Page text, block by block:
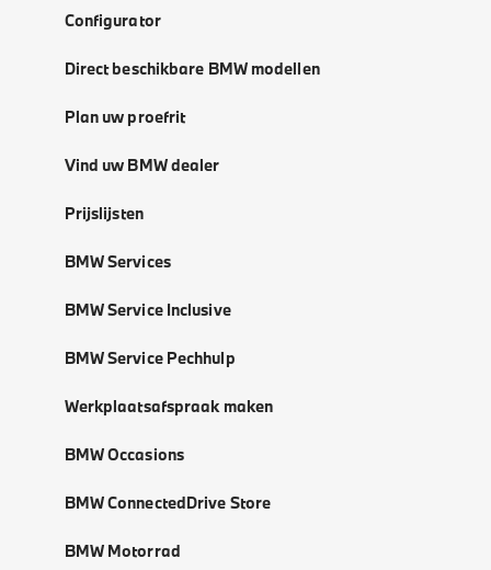
Configurator
Direct beschikbare BMW modellen
Plan uw proefrit
Vind uw BMW dealer
Prijslijsten
BMW Services
BMW Service Inclusive
BMW Service Pechhulp
Werkplaatsafspraak maken
BMW Occasions
BMW ConnectedDrive Store
BMW Motorrad